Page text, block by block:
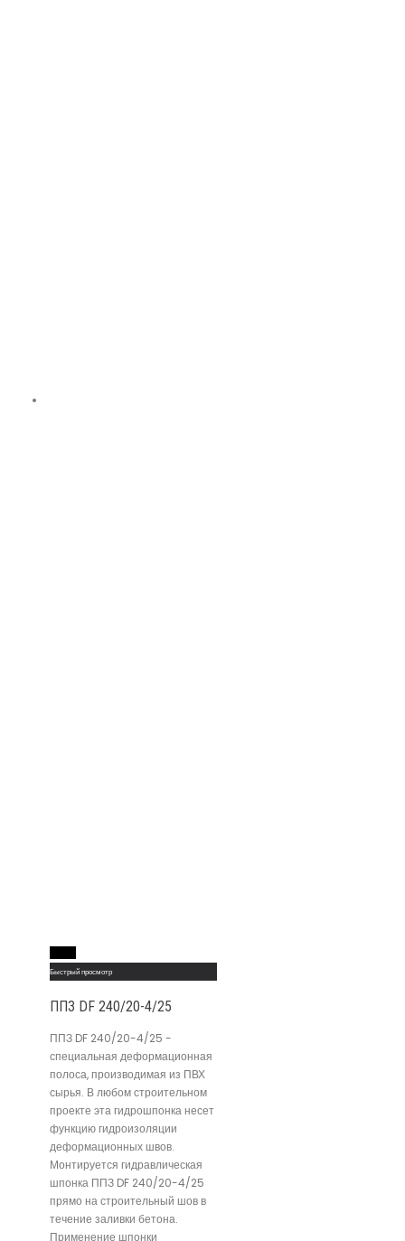
Быстрый просмотр
ППЗ DF 240/20-4/25
ППЗ DF 240/20-4/25 -
специальная деформационная
полоса, производимая из ПВХ
сырья. В любом строительном
проекте эта гидрошпонка несет
функцию гидроизоляции
деформационных швов.
Монтируется гидравлическая
шпонка ППЗ DF 240/20-4/25
прямо на строительный шов в
течение заливки бетона.
Применение шпонки